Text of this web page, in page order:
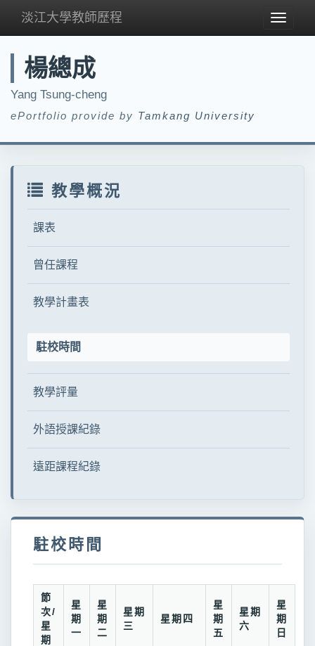
Toggle
淡江大學教師歷程
楊總成
Yang Tsung-cheng
ePortfolio provide by Tamkang University
教學概況
課表
曾任課程
教學計畫表
駐校時間
教學評量
外語授課紀錄
遠距課程紀錄
駐校時間
節
次/
星
期
星
期
一
星
期
二
星期
三
星期四
星
期
五
星期
六
星
期
日